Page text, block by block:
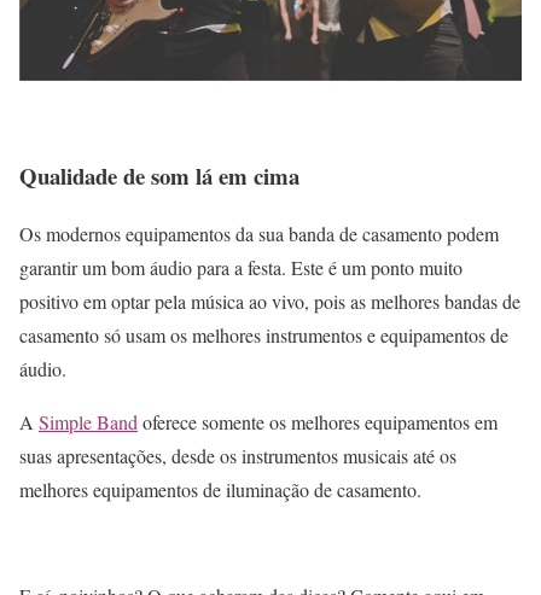
Qualidade de som lá em cima
Os modernos equipamentos da sua banda de casamento podem
garantir um bom áudio para a festa. Este é um ponto muito
positivo em optar pela música ao vivo, pois as melhores bandas de
casamento só usam os melhores instrumentos e equipamentos de
áudio.
A Simple Bandoferece somente os melhores equipamentos em
suas apresentações, desde os instrumentos musicais até os
melhores equipamentos de iluminação de casamento.